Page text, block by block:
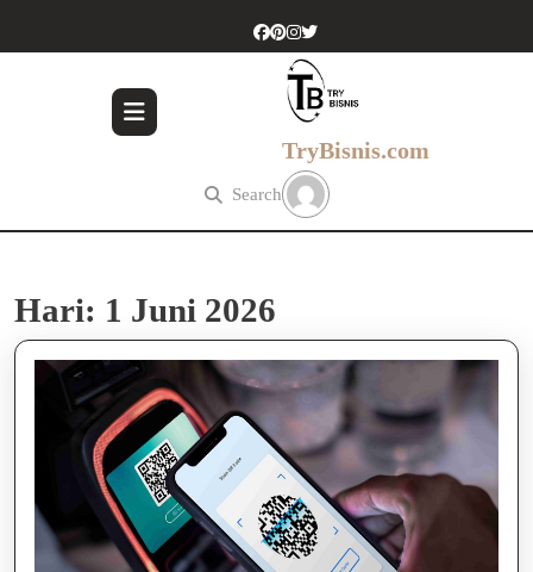
TryBisnis.com
Search
Hari: 1 Juni 2026